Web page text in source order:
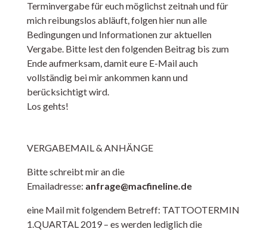
Terminvergabe für euch möglichst zeitnah und für
mich reibungslos abläuft, folgen hier nun alle
Bedingungen und Informationen zur aktuellen
Vergabe. Bitte lest den folgenden Beitrag bis zum
Ende aufmerksam, damit eure E-Mail auch
vollständig bei mir ankommen kann und
berücksichtigt wird.
Los gehts!
VERGABEMAIL & ANHÄNGE
Bitte schreibt mir an die
Emailadresse: anfrage@macfineline.de
eine Mail mit folgendem Betreff: TATTOOTERMIN
1.QUARTAL 2019 – es werden lediglich die